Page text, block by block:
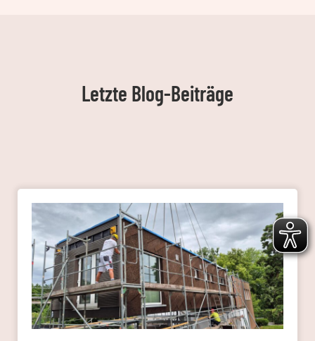
Letzte Blog-Beiträge